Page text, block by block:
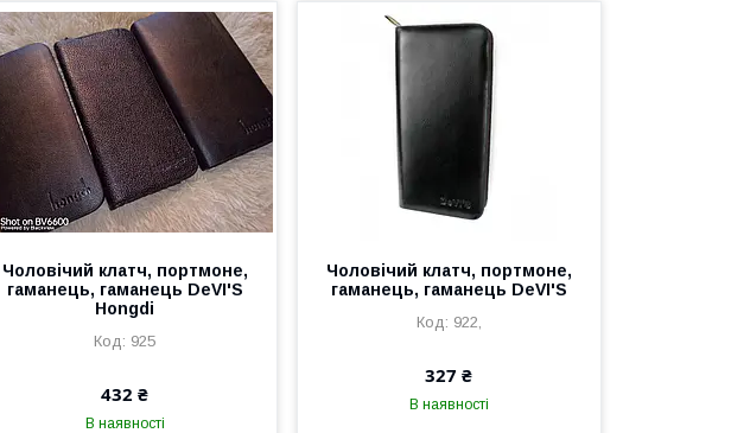
Чоловічий клатч, портмоне,
гаманець, гаманець DeVI'S
Hongdi
925
432 ₴
В наявності
Чоловічий клатч, портмоне,
гаманець, гаманець DeVI'S
922,
327 ₴
В наявності